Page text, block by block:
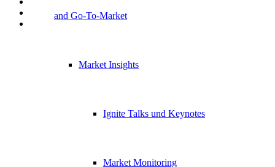
and Go-To-Market
Market Insights
Ignite Talks und Keynotes
Market Monitoring